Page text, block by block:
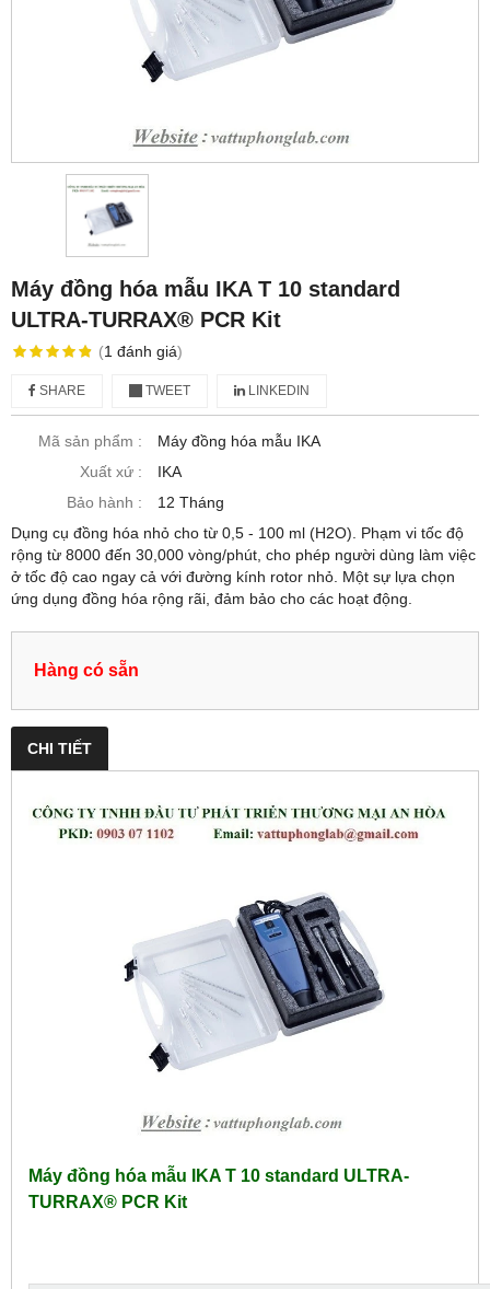
Máy đồng hóa mẫu IKA T 10 standard
ULTRA-TURRAX® PCR Kit
(1 đánh giá)
SHARE TWEET LINKEDIN
Mã sản phẩm :
Máy đồng hóa mẫu IKA
Xuất xứ :
IKA
Bảo hành :
12 Tháng
Dụng cụ đồng hóa nhỏ cho từ 0,5 - 100 ml (H2O). Phạm vi tốc độ
rộng từ 8000 đến 30,000 vòng/phút, cho phép người dùng làm việc
ở tốc độ cao ngay cả với đường kính rotor nhỏ. Một sự lựa chọn
ứng dụng đồng hóa rộng rãi, đảm bảo cho các hoạt động.
Hàng có sẵn
CHI TIẾT
Máy đồng hóa mẫu IKA T 10 standard ULTRA-
TURRAX® PCR Kit